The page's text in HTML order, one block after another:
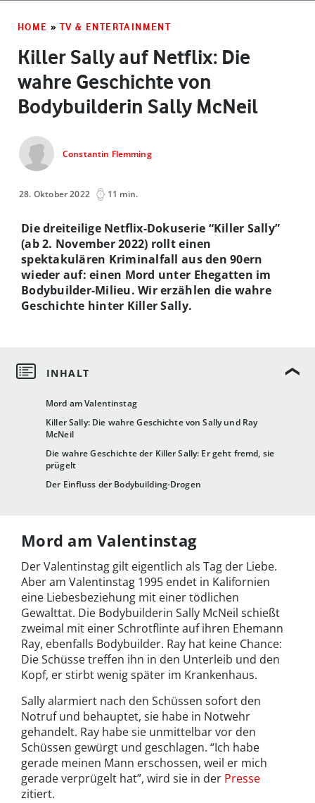
HOME » TV & ENTERTAINMENT
Killer Sally auf Netflix: Die
wahre Geschichte von
Bodybuilderin Sally McNeil
Constantin Flemming
28. Oktober 2022 11 min.
Mord am Valentinstag
Killer Sally: Die wahre Geschichte von Sally und Ray
McNeil
Die wahre Geschichte der Killer Sally: Er geht fremd, sie
prügelt
Der Einfluss der Bodybuilding-Drogen
Die dreiteilige Netflix-Dokuserie “Killer Sally”
(ab 2. November 2022) rollt einen
spektakulären Kriminalfall aus den 90ern
wieder auf: einen Mord unter Ehegatten im
Bodybuilder-Milieu. Wir erzählen die wahre
Geschichte hinter Killer Sally.
Mord am Valentinstag
Der Valentinstag gilt eigentlich als Tag der Liebe.
Aber am Valentinstag 1995 endet in Kalifornien
eine Liebesbeziehung mit einer tödlichen
Gewalttat. Die Bodybuilderin Sally McNeil schießt
zweimal mit einer Schrotflinte auf ihren Ehemann
Ray, ebenfalls Bodybuilder. Ray hat keine Chance:
Die Schüsse treffen ihn in den Unterleib und den
Kopf, er stirbt wenig später im Krankenhaus.
Sally alarmiert nach den Schüssen sofort den
Notruf und behauptet, sie habe in Notwehr
gehandelt. Ray habe sie unmittelbar vor den
Schüssen gewürgt und geschlagen. “Ich habe
gerade meinen Mann erschossen, weil er mich
gerade verprügelt hat”, wird sie in der Presse
zitiert.